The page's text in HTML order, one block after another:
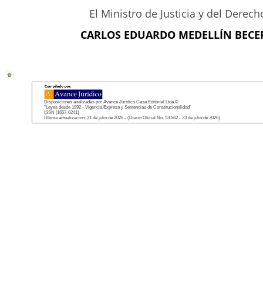
El Ministro de Justicia y del
CARLOS EDUARDO MEDELLÍN
Disposiciones analizadas por Avance Jurídico Casa Editorial Ltda.©
"Leyes desde 1992 - Vigencia Expresa y Sentencias de Constitucionalidad"
ISSN [1657-6241]
Última actualización: 31 de julio de 2026 - (Diario Oficial No. 53.562 - 23 de julio de 2026)